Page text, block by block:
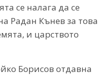
се налага да се
Радан Кънев за това
и царството
Борисов отдавна